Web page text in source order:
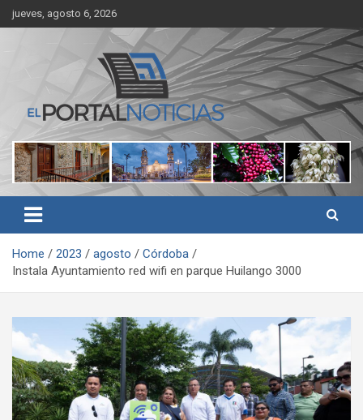
Skip
to
jueves, agosto 6, 2026
El Portal Noticias
Noticias de Córdoba, Veracruz y al región
Home 2023 agosto
Córdoba
Instala Ayuntamiento red wifi en parque Huilango 3000